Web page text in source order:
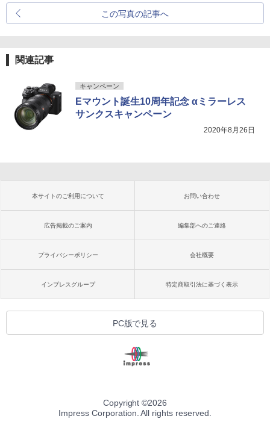
この写真の記事へ
関連記事
キャンペーン
Eマウント誕生10周年記念 αミラーレス
サンクスキャンペーン
2020年8月26日
本サイトのご利用について お問い合わせ
広告掲載のご案内 編集部へのご連絡
プライバシーポリシー 会社概要
インプレスグループ 特定商取引法に基づく表示
PC版で見る
Copyright ©2026
Impress Corporation. All rights reserved.